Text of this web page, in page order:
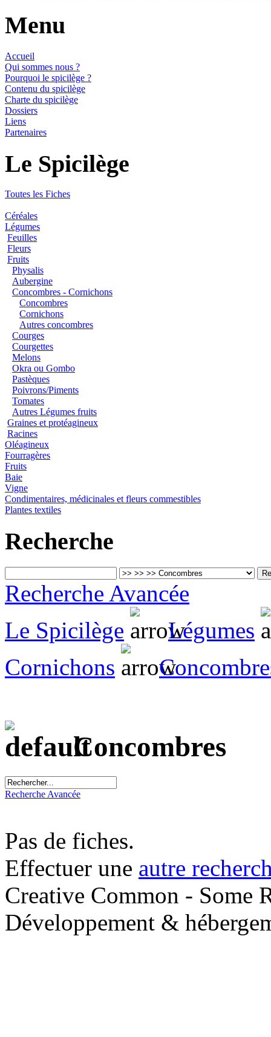
Menu
Accueil
Qui sommes nous ?
Pourquoi le spicilège ?
Contenu du spicilège
Charte du spicilège
Dossiers
Liens
Partenaires
Le Spicilège
Toutes les Fiches
Céréales
Légumes
Feuilles
Fleurs
Fruits
Physalis
Aubergine
Concombres - Cornichons
Concombres
Cornichons
Autres concombres
Courges
Courgettes
Melons
Okra ou Gombo
Pastèques
Poivrons/Piments
Tomates
Autres Légumes fruits
Graines et protéagineux
Racines
Oléagineux
Fourragères
Fruits
Baie
Vigne
Condimentaires, médicinales et fleurs commestibles
Plantes textiles
Recherche
Recherche Avancée
Le Spicilège
Légumes
Cornichons
Concombres
Recherche Avancée
Pas de fiches.
Effectuer une autre
Creative Common - Some
Développement &